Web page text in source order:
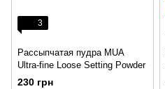
3
Рассыпчатая пудра MUA
Ultra-fine Loose Setting Powder
230 грн